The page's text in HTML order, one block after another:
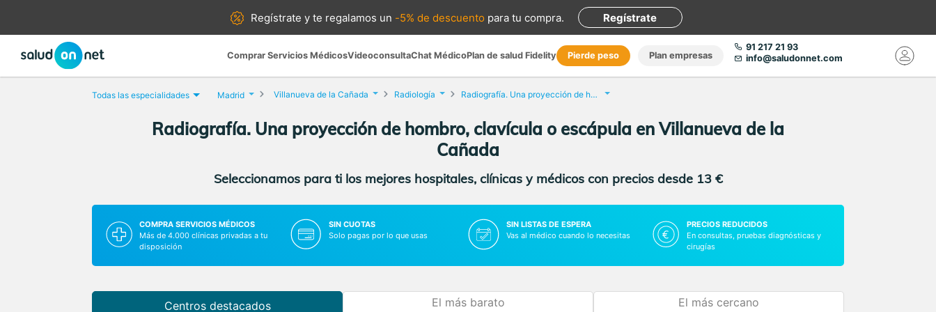
Regístrate yte regalamos un -5% de descuento para tu compra. Regístrate
Comprar Servicios MédicosVideoconsultaChat MédicoPlan de salud Fidelity Pierde peso Plan empresas
91 217 21 93
info@saludonnet.com
Todas las especialidades Madrid Villanueva de la Cañada Radiología Radiografía. Una proyección de hombro, clavícula o escápula
Radiografía. Una proyección de hombro, clavícula o escápula en Villanueva de la
Cañada
Seleccionamos para ti los mejores hospitales, clínicas y médicos con precios desde 13 €
COMPRA SERVICIOS MÉDICOS
Más de 4.000 clínicas privadas a tu
disposición
SIN CUOTAS
Solo pagas por lo que usas
SIN LISTAS DE ESPERA
Vas al médico cuando lo necesitas
PRECIOS REDUCIDOS
En consultas, pruebas diagnósticas y
cirugías
Centros destacados El más barato El más cercano